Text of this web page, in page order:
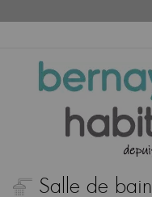
Salle de bain